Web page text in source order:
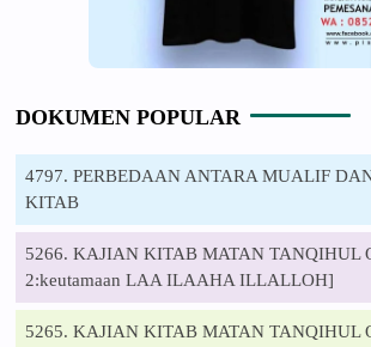
DOKUMEN POPULAR
4797. PERBEDAAN ANTARA MUALIF
KITAB
5266. KAJIAN KITAB MATAN TANQIHUL
2:keutamaan LAA ILAAHA ILLALLOH]
5265. KAJIAN KITAB MATAN TANQIHUL